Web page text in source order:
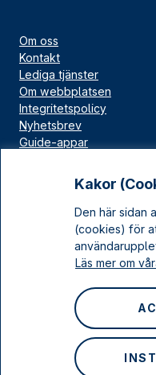
Kakor
Den här sidan
(cookies) för
Läs mer om
Om oss
Kontakt
Lediga tjänster
Om webbplatsen
Integritetspolicy
Nyhetsbrev
Guide-appar
Kulturarv Stockholm
Sociala medier
Instagram
LinkedIn
YouTube